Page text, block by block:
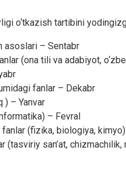
o‘tkazish tartibini
asoslari – Sentabr
(ona tili va adabiyot,
fanlar – Dekabr
) – Yanvar
– Fevral
(fizika, biologiya,
(tasviriy san’at,